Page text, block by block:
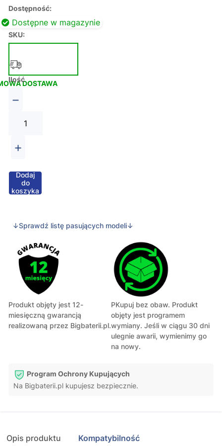
Dostępność:
Dostępne w magazynie
SKU:
DOSTAWA
Ilość
−
+
Dodaj
do
koszyka
↓Sprawdź listę pasujących modeli↓
Produkt objęty jest 12-
miesięczną gwarancją
realizowaną przez Bigbaterii.pl.
PKupuj bez obaw. Produkt
objęty jest programem
wymiany. Jeśli w ciągu 30 dni
ulegnie awarii, wymienimy go
na nowy.
Program Ochrony Kupujących
Na Bigbaterii.pl kupujesz bezpiecznie.
Opis produktu Kompatybilność